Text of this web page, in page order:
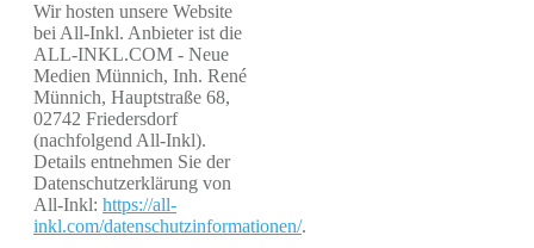
Wir hosten unsere Website
bei All-Inkl. Anbieter ist die
ALL-INKL.COM - Neue
Medien Münnich, Inh. René
Münnich, Hauptstraße 68,
02742 Friedersdorf
(nachfolgend All-Inkl).
Details entnehmen Sie der
Datenschutzerklärung von
All-Inkl: https://all-
inkl.com/datenschutzinformationen/.